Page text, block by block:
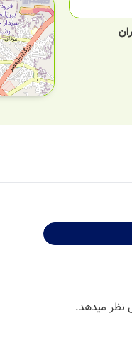
نظر میدهد.